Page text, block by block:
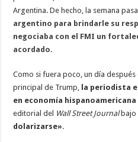
Argentina. De hecho, la semana
argentino para brindarle su
negociaba con el FMI un
acordado.
Como si fuera poco, un día
principal de Trump, la periodista
en economía hispanoamericana
editorial del Wall Street Journalbajo
dolarizarse».